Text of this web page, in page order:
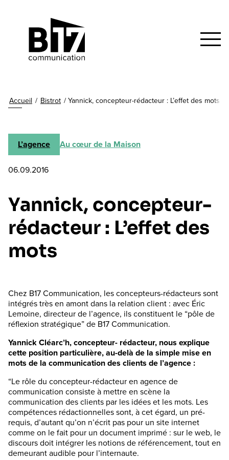
Accueil / Bistrot /Yannick, concepteur-rédacteur : L’effet des mots
L’agence Au cœur de la Maison
06.09.2016
Yannick, concepteur-
rédacteur : L’effet des
mots
Chez B17 Communication, les concepteurs-rédacteurs sont
intégrés très en amont dans la relation client : avec Éric
Lemoine, directeur de l’agence, ils constituent le “pôle de
réflexion stratégique” de B17 Communication.
Yannick Cléarcʼh, concepteur- rédacteur, nous explique
cette position particulière, au-delà de la simple mise en
mots de la communication des clients de lʼagence :
“Le rôle du concepteur-rédacteur en agence de
communication consiste à mettre en scène la
communication des clients par les idées et les mots. Les
compétences rédactionnelles sont, à cet égard, un pré-
requis, dʼautant quʼon nʼécrit pas pour un site internet
comme on le fait pour un document imprimé : sur le web, le
discours doit intégrer les notions de référencement, tout en
demeurant audible pour lʼinternaute.